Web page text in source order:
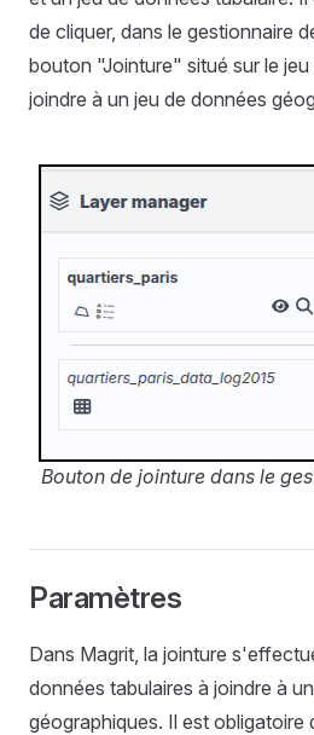
de cliquer, dans le gestionnaire
bouton "Jointure" situé sur le
joindre à un jeu de données
Bouton de jointure dans le
Paramètres
Dans Magrit, la jointure
données tabulaires à joindre à
géographiques. Il est obligatoire